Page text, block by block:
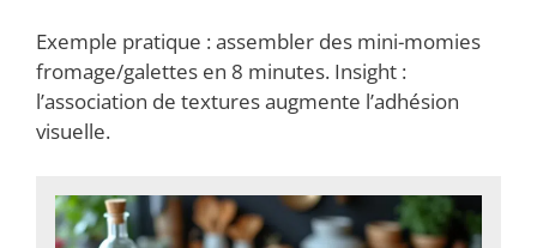
Exemple pratique : assembler des mini-momies
fromage/galettes en 8 minutes. Insight :
l’association de textures augmente l’adhésion
visuelle.